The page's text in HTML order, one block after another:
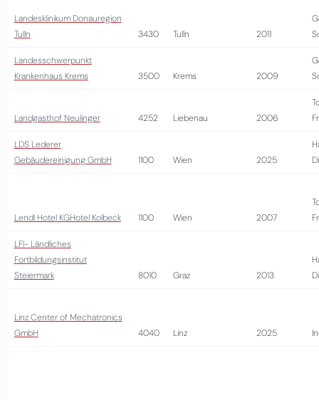
Landesklinikum Donauregion
Tulln
3430 Tulln 2011
Landesschwerpunkt
Krankenhaus Krems
3500 Krems 2009
Landgasthof Neulinger 4252 Liebenau 2006
LDS Lederer
Gebäudereinigung GmbH
1100 Wien 2025
Lendl Hotel KGHotel Kolbeck 1100 Wien 2007
LFI- Ländliches
Fortbildungsinstitut
Steiermark
8010 Graz 2013
Linz Center of Mechatronics
GmbH
4040 Linz 2025